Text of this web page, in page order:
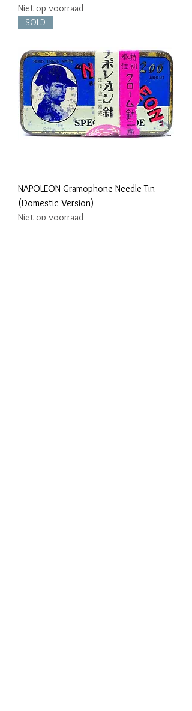
Niet op voorraad
SOLD
NAPOLEON Gramophone Needle Tin
(Domestic Version)
Niet op voorraad